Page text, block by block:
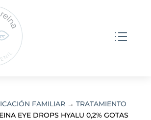
FAMILIAR→ TRATAMIENTO
EYE DROPS HYALU 0,2% GOTAS